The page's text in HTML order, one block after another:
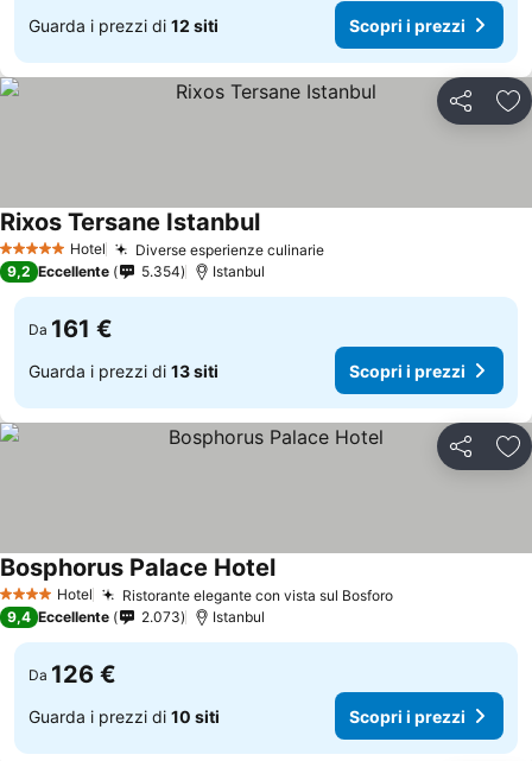
Guarda i prezzi di 12 siti Scopri i prezzi
Condividi
5 Stelle Hotel Diverse esperienze culinarieScopri i prezzi
Rixos Tersane IstanbulScopri i prezzi
9,2 Eccellente 5.354 Istanbul
Da 161 €
Guarda i prezzi di 13 siti Scopri i prezzi
Condividi
4 Stelle Hotel Ristorante elegante con vista sul BosforoScopri i prezzi
Bosphorus Palace HotelScopri i prezzi
9,4 Eccellente 2.073 Istanbul
Da 126 €
Guarda i prezzi di 10 siti Scopri i prezzi